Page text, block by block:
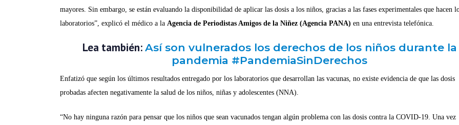
mayores. Sin embargo, se están evaluando la disponibilidad de aplicar las dosis a los niños, gracias a las fases experimentales que hacen
laboratorios”, explicó el médico a la Agencia de Periodistas Amigos de la Niñez (Agencia PANA) en una entrevista telefónica.
Lea también: Así son vulnerados los derechos de los niños durante la
pandemia #PandemiaSinDerechos
Enfatizó que según los últimos resultados entregado por los laboratorios que desarrollan las vacunas, no existe evidencia de que las dosis
probadas afecten negativamente la salud de los niños, niñas y adolescentes (NNA).
“No hay ninguna razón para pensar que los niños que sean vacunados tengan algún problema con las dosis contra la COVID-19. Una vez